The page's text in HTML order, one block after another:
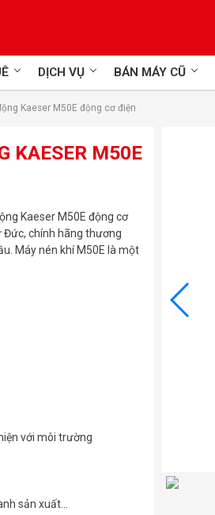
DỊCH VỤ BÁN MÁY CŨ
Kaeser M50E động cơ điện
KAESER M50E
Kaeser M50E động cơ
Đức, chính hãng thương
Máy nén khí M50E là một
với môi trường
sản xuất…